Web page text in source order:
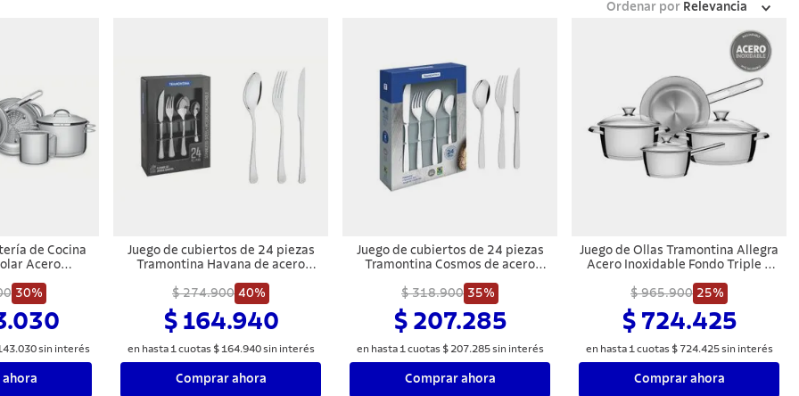
Ordenar por Relevancia
de Cocina
Acero
30%
.030sin interés
Juego de cubiertos de 24 piezas
Tramontina Havana de acero
asado
$ 274.900 40%
$ 164.940
en hasta 1 cuotas $ 164.940sin interés
Comprar ahora
Juego de cubiertos de 24 piezas
Tramontina Cosmos de acero
asado
$ 318.900 35%
$ 207.285
en hasta 1 cuotas $ 207.285sin interés
Comprar ahora
Juego de Ollas Tramontina Allegra
Acero Inoxidable Fondo Triple 7
$ 965.900 25%
$ 724.425
en hasta 1 cuotas $ 724.425sin interés
Comprar ahora